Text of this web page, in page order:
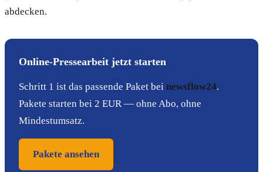
abdecken.
Online-Pressearbeit jetzt starten
Schritt 1 ist das passende Paket bei newsflow24.
Pakete starten bei 2 EUR — ohne Abo, ohne
Mindestumsatz.
Pakete ansehen